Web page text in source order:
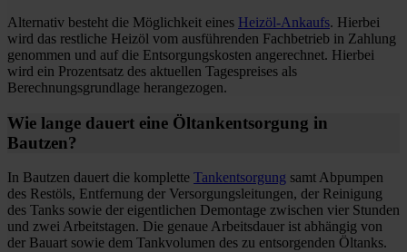
Alternativ besteht die Möglichkeit eines Heizöl-Ankaufs. Hierbei
wird das restliche Heizöl vom ausführenden Fachbetrieb in Zahlung
genommen und auf die Entsorgungskosten angerechnet. Hierbei
wird ein Prozentsatz des aktuellen Tagespreises als
Berechnungsgrundlage herangezogen.
Wie lange dauert eine Öltankentsorgung in
Bautzen?
In Bautzen dauert die komplette Tankentsorgung samt Abpumpen
des Restöls, Entfernung der Versorgungsleitungen, der Reinigung
des Tanks sowie der eigentlichen Demontage zwischen vier Stunden
und zwei Arbeitstagen. Die genaue Arbeitsdauer ist abhängig von
der Bauart sowie dem Tankvolumen des zu entsorgenden Öltanks.